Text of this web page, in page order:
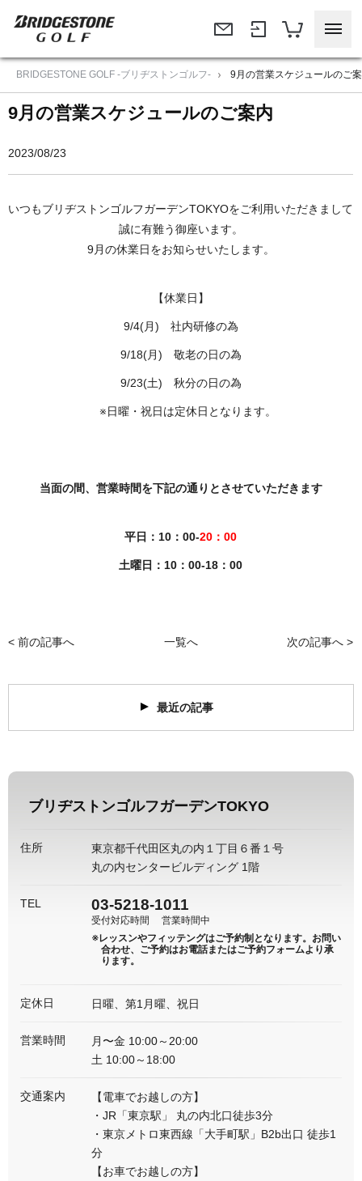
BRIDGESTONE GOLF -ブリヂストンゴルフ- 9月の営業スケジュールのご
9月の営業スケジュールのご案内
2023/08/23
いつもブリヂストンゴルフガーデンTOKYOをご利用いただきまして
誠に有難う御座います。
9月の休業日をお知らせいたします。
【休業日】
9/4(月) 社内研修の為
9/18(月) 敬老の日の為
9/23(土) 秋分の日の為
※日曜・祝日は定休日となります。
当面の間、営業時間を下記の通りとさせていただきます
平日：10：00-20：00
土曜日：10：00-18：00
< 前の記事へ 一覧へ 次の記事へ >
最近の記事
ブリヂストンゴルフガーデンTOKYO
住所
東京都千代田区丸の内１丁目６番１号
丸の内センタービルディング 1階
TEL 03-5218-1011
受付対応時間
営業時間中
※レッスンやフィッテングはご予約制となります。 お問い
合わせ、ご予約はお電話またはご予約フォームより承
ります。
定休日 日曜、第1月曜、祝日
営業時間
月〜金 10:00～20:00
土 10:00～18:00
交通案内
【電車でお越しの方】
・JR「東京駅」 丸の内北口徒歩3分
・東京メトロ東西線「大手町駅」B2b出口 徒歩1
分
【お車でお越しの方】